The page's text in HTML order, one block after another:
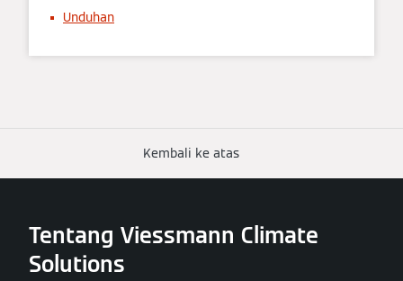
Unduhan
Kembali ke atas
Tentang Viessmann Climate
Solutions